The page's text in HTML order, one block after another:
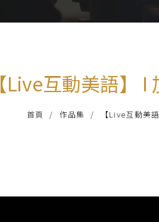
【Live互動美語】
首頁 作品集 【Live互動美